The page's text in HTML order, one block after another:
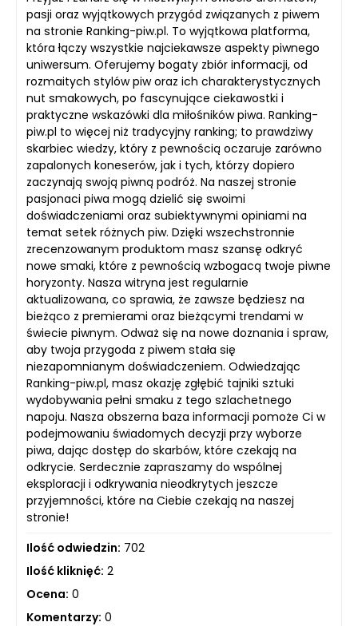
pasji oraz wyjątkowych przygód związanych z piwem
na stronie Ranking-piw.pl. To wyjątkowa platforma,
która łączy wszystkie najciekawsze aspekty piwnego
uniwersum. Oferujemy bogaty zbiór informacji, od
rozmaitych stylów piw oraz ich charakterystycznych
nut smakowych, po fascynujące ciekawostki i
praktyczne wskazówki dla miłośników piwa. Ranking-
piw.pl to więcej niż tradycyjny ranking; to prawdziwy
skarbiec wiedzy, który z pewnością oczaruje zarówno
zapalonych koneserów, jak i tych, którzy dopiero
zaczynają swoją piwną podróż. Na naszej stronie
pasjonaci piwa mogą dzielić się swoimi
doświadczeniami oraz subiektywnymi opiniami na
temat setek różnych piw. Dzięki wszechstronnie
zrecenzowanym produktom masz szansę odkryć
nowe smaki, które z pewnością wzbogacą twoje piwne
horyzonty. Nasza witryna jest regularnie
aktualizowana, co sprawia, że zawsze będziesz na
bieżąco z premierami oraz bieżącymi trendami w
świecie piwnym. Odważ się na nowe doznania i spraw,
aby twoja przygoda z piwem stała się
niezapomnianym doświadczeniem. Odwiedzając
Ranking-piw.pl, masz okazję zgłębić tajniki sztuki
wydobywania pełni smaku z tego szlachetnego
napoju. Nasza obszerna baza informacji pomoże Ci w
podejmowaniu świadomych decyzji przy wyborze
piwa, dając dostęp do skarbów, które czekają na
odkrycie. Serdecznie zapraszamy do wspólnej
eksploracji i odkrywania nieodkrytych jeszcze
przyjemności, które na Ciebie czekają na naszej
stronie!
Ilość odwiedzin: 702
Ilość kliknięć: 2
Ocena: 0
Komentarzy: 0